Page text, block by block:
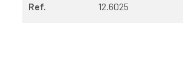
Ref. 12.6025